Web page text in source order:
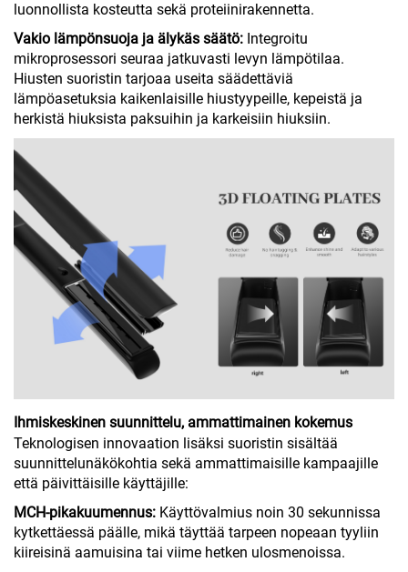
luonnollista kosteutta sekä proteiinirakennetta.
Vakio lämpönsuoja ja älykäs säätö: Integroitu
mikroprosessori seuraa jatkuvasti levyn lämpötilaa.
Hiusten suoristin tarjoaa useita säädettäviä
lämpöasetuksia kaikenlaisille hiustyypeille, kepeistä ja
herkistä hiuksista paksuihin ja karkeisiin hiuksiin.
Ihmiskeskinen suunnittelu, ammattimainen kokemus
Teknologisen innovaation lisäksi suoristin sisältää
suunnittelunäkökohtia sekä ammattimaisille kampaajille
että päivittäisille käyttäjille:
MCH-pikakuumennus: Käyttövalmius noin 30 sekunnissa
kytkettäessä päälle, mikä täyttää tarpeen nopeaan tyyliin
kiireisinä aamuisina tai viime hetken ulosmenoissa.